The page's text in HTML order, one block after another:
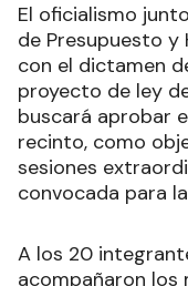
El oficialismo
de Presupuesto y
con el dictamen
proyecto de ley
buscará aprobar
recinto, como
sesiones
convocada para
A los 20
acompañaron